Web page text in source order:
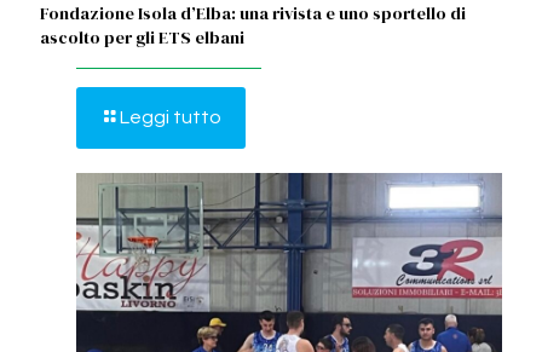
Fondazione Isola d’Elba: una rivista e uno sportello di
ascolto per gli ETS elbani
Leggi tutto